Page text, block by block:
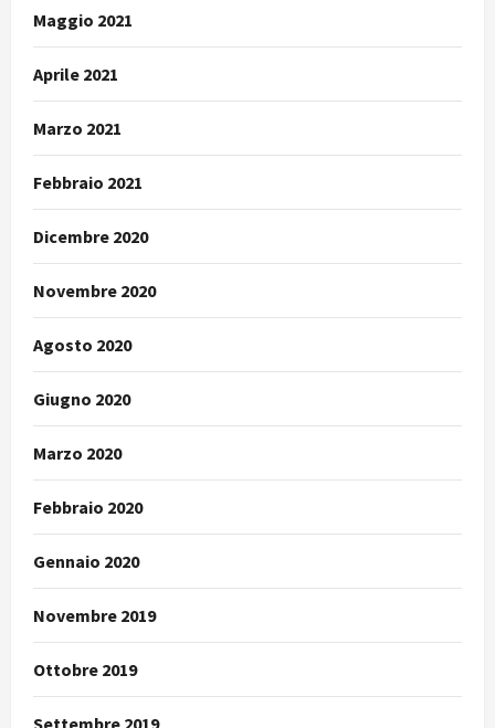
Maggio 2021
Aprile 2021
Marzo 2021
Febbraio 2021
Dicembre 2020
Novembre 2020
Agosto 2020
Giugno 2020
Marzo 2020
Febbraio 2020
Gennaio 2020
Novembre 2019
Ottobre 2019
Settembre 2019